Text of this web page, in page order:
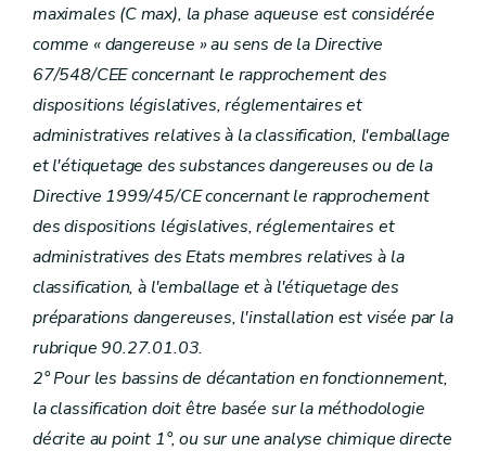
maximales (C max), la phase aqueuse est considérée
comme « dangereuse » au sens de la Directive
67/548/CEE concernant le rapprochement des
dispositions législatives, réglementaires et
administratives relatives à la classification, l'emballage
et l'étiquetage des substances dangereuses ou de la
Directive 1999/45/CE concernant le rapprochement
des dispositions législatives, réglementaires et
administratives des Etats membres relatives à la
classification, à l'emballage et à l'étiquetage des
préparations dangereuses, l'installation est visée par la
rubrique 90.27.01.03.
2° Pour les bassins de décantation en fonctionnement,
la classification doit être basée sur la méthodologie
décrite au point 1°, ou sur une analyse chimique directe